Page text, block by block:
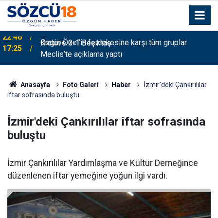
17:25
Özgür Özel’in fezlekesine karşı tüm gruplar
Meclis’te açıklama yaptı
Anasayfa Foto Galeri Haber
İzmir'deki Çankırılılar
iftar sofrasında buluştu
İzmir'deki Çankırılılar iftar sofrasında
buluştu
İzmir Çankırılılar Yardımlaşma ve Kültür Derneğince
düzenlenen iftar yemeğine yoğun ilgi vardı.